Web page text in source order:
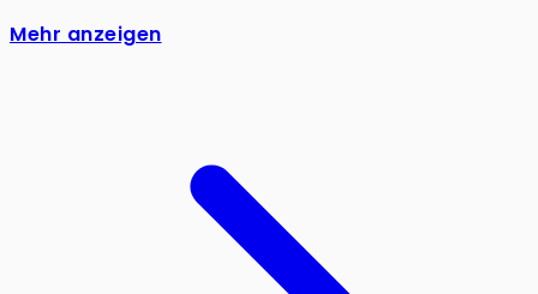
Mehr anzeigen